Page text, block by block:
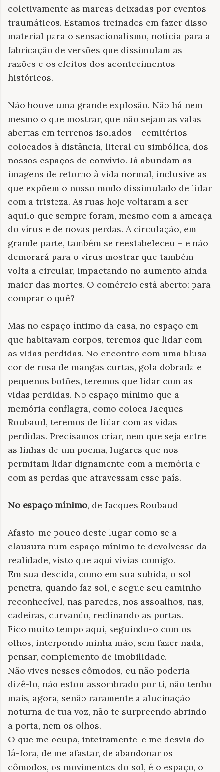
coletivamente as marcas deixadas por eventos
traumáticos. Estamos treinados em fazer disso
material para o sensacionalismo, notícia para a
fabricação de versões que dissimulam as
razões e os efeitos dos acontecimentos
históricos.
Não houve uma grande explosão. Não há nem
mesmo o que mostrar, que não sejam as valas
abertas em terrenos isolados – cemitérios
colocados à distância, literal ou simbólica, dos
nossos espaços de convívio. Já abundam as
imagens de retorno à vida normal, inclusive as
que expõem o nosso modo dissimulado de lidar
com a tristeza. As ruas hoje voltaram a ser
aquilo que sempre foram, mesmo com a ameaça
do vírus e de novas perdas. A circulação, em
grande parte, também se reestabeleceu – e não
demorará para o vírus mostrar que também
volta a circular, impactando no aumento ainda
maior das mortes. O comércio está aberto: para
comprar o quê?
Mas no espaço íntimo da casa, no espaço em
que habitavam corpos, teremos que lidar com
as vidas perdidas. No encontro com uma blusa
cor de rosa de mangas curtas, gola dobrada e
pequenos botões, teremos que lidar com as
vidas perdidas. No espaço mínimo que a
memória conflagra, como coloca Jacques
Roubaud, teremos de lidar com as vidas
perdidas. Precisamos criar, nem que seja entre
as linhas de um poema, lugares que nos
permitam lidar dignamente com a memória e
com as perdas que atravessam esse país.
No espaço mínimo, de Jacques Roubaud
Afasto-me pouco deste lugar como se a
clausura num espaço mínimo te devolvesse da
realidade, visto que aqui vivias comigo.
Em sua descida, como em sua subida, o sol
penetra, quando faz sol, e segue seu caminho
reconhecível, nas paredes, nos assoalhos, nas,
cadeiras, curvando, reclinando as portas.
Fico muito tempo aqui, seguindo-o com os
olhos, interpondo minha mão, sem fazer nada,
pensar, complemento de imobilidade.
Não vives nesses cômodos, eu não poderia
dizê-lo, não estou assombrado por ti, não tenho
mais, agora, senão raramente a alucinação
noturna de tua voz, não te surpreendo abrindo
a porta, nem os olhos.
O que me ocupa, inteiramente, e me desvia do
lá-fora, de me afastar, de abandonar os
cômodos, os movimentos do sol, é o espaço, o